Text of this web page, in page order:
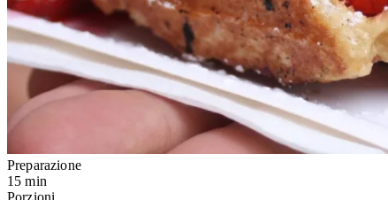
Preparazione
15 min